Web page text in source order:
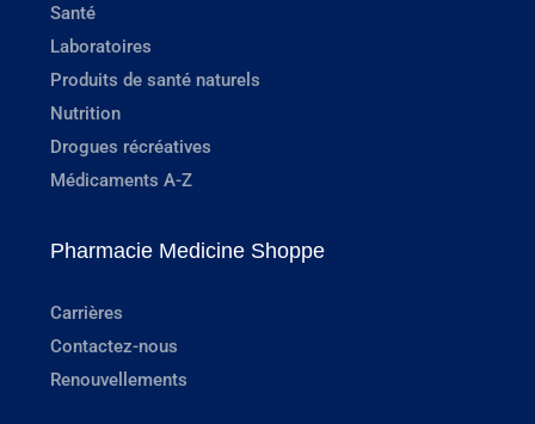
Santé
Laboratoires
Produits de santé naturels
Nutrition
Drogues récréatives
Médicaments A-Z
Pharmacie Medicine Shoppe
Carrières
Contactez-nous
Renouvellements